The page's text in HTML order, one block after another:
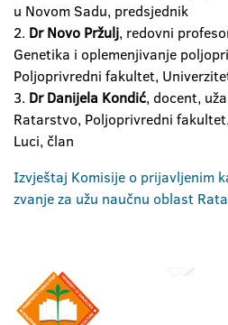
u Novom Sadu, predsjednik
2. Dr Novo Pržulj, redovni
Genetika i oplemenjivanje
Poljoprivredni fakultet,
3. Dr Danijela Kondić, docent,
Ratarstvo, Poljoprivredni
Luci, član
Izvještaj Komisije o prijavljenim
zvanje za užu naučnu oblast